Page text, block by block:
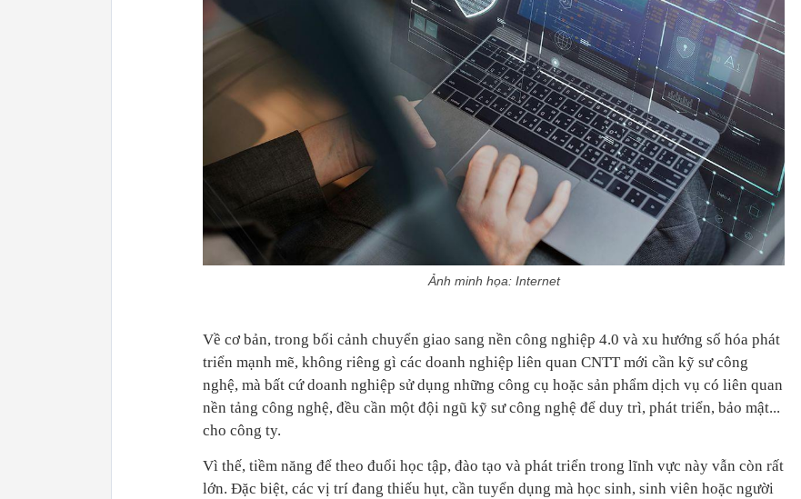
Ảnh minh họa: Internet
Về cơ bản, trong bối cảnh chuyển giao sang nền công nghiệp 4.0 và xu hướng số hóa phát
triển mạnh mẽ, không riêng gì các doanh nghiệp liên quan CNTT mới cần kỹ sư công
nghệ, mà bất cứ doanh nghiệp sử dụng những công cụ hoặc sản phẩm dịch vụ có liên quan
nền tảng công nghệ, đều cần một đội ngũ kỹ sư công nghệ để duy trì, phát triển, bảo mật...
cho công ty.
Vì thế, tiềm năng để theo đuổi học tập, đào tạo và phát triển trong lĩnh vực này vẫn còn rất
lớn. Đặc biệt, các vị trí đang thiếu hụt, cần tuyển dụng mà học sinh, sinh viên hoặc người